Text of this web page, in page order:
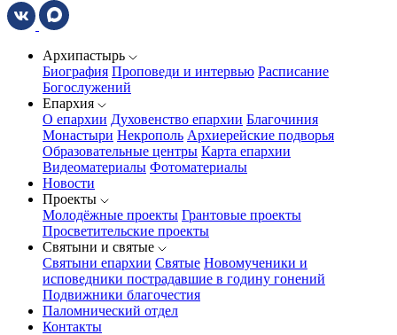
Архипастырь
Биография Проповеди и интервью Расписание
Богослужений
Епархия
О епархии Духовенство епархии Благочиния
Монастыри Некрополь Архиерейские подворья
Образовательные центры Карта епархии
Видеоматериалы Фотоматериалы
Новости
Проекты
Молодёжные проекты Грантовые проекты
Просветительские проекты
Святыни и святые
Святыни епархии Святые Новомученики и
исповедники пострадавшие в годину гонений
Подвижники благочестия
Паломнический отдел
Контакты